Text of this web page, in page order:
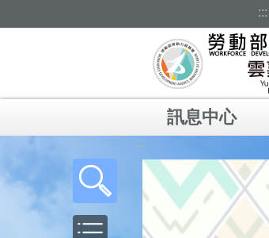
:::
訊息中心
:::